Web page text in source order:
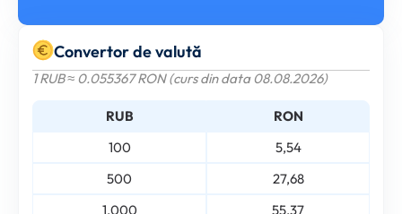
Convertor de valută
1 RUB ≈ 0.055367 RON (curs din data 08.08.2026)
RUB
RON
100
5,54
500
27,68
1.000
55,37